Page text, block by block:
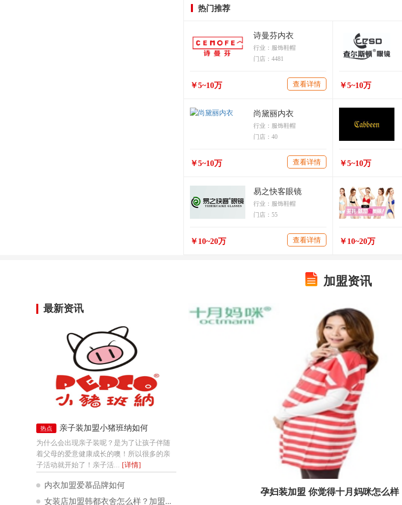
热门推荐
诗曼芬内衣
行业：服饰鞋帽
门店：4481
￥5~10万 查看详情 ￥5~10万
尚黛丽内衣
行业：服饰鞋帽
门店：40
￥5~10万 查看详情 ￥5~10万
易之快客眼镜
行业：服饰鞋帽
门店：55
￥10~20万 查看详情 ￥10~20万
加盟资讯
最新资讯
热点 亲子装加盟小猪班纳如何
​为什么会出现亲子装呢？是为了让孩子伴随
着父母的爱意健康成长的噢！所以很多的亲
子活动就开始了！亲子活...
[详情]
内衣加盟爱慕品牌如何
孕妇装加盟 你觉得十月妈咪怎么样